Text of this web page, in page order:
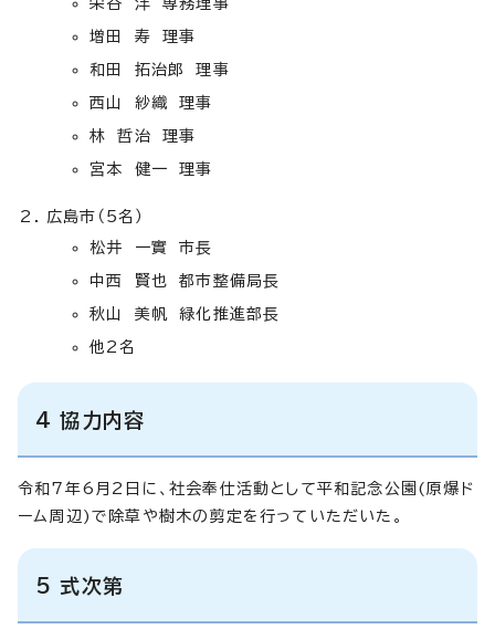
増田 寿 理事
和田 拓治郎 理事
西山 紗織 理事
林 哲治 理事
宮本 健一 理事
広島市（5名）
松井 一實 市長
中西 賢也 都市整備局長
秋山 美帆 緑化推進部長
他2名
4 協力内容
令和7年6月2日に、社会奉仕活動として平和記念公園(原爆ド
ーム周辺)で除草や樹木の剪定を行っていただいた。
5 式次第